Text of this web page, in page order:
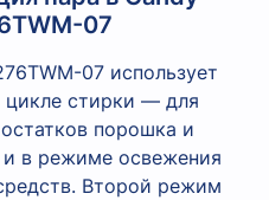
07
07 использует
цикле стирки — для
порошка и
в режиме освежения
Второй режим